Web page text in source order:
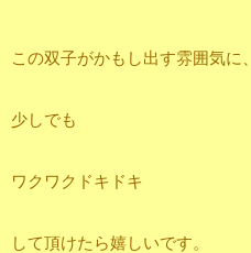
この双子がかもし出す雰囲気に、
少しでも
ワクワクドキドキ
して頂けたら嬉しいです。